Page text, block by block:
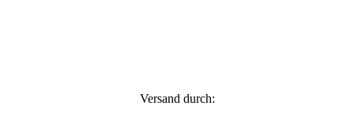
Versand durch: